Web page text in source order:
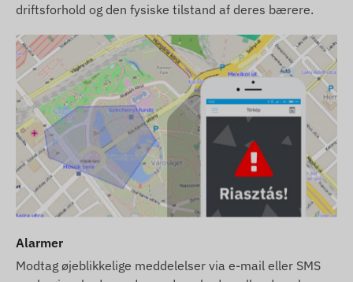
driftsforhold og den fysiske tilstand af deres bærere.
Alarmer
Modtag øjeblikkelige meddelelser via e-mail eller SMS